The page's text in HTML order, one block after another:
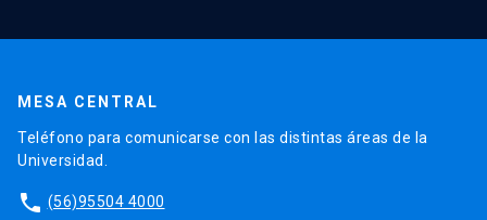
MESA CENTRAL
Teléfono para comunicarse con las distintas áreas de la
Universidad.
phone (56)95504 4000